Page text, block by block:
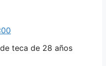
teca de 28 años